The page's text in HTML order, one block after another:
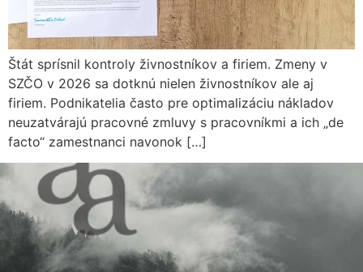
Štát sprísnil kontroly živnostníkov a firiem. Zmeny v
SZČO v 2026 sa dotknú nielen živnostníkov ale aj
firiem. Podnikatelia často pre optimalizáciu nákladov
neuzatvárajú pracovné zmluvy s pracovníkmi a ich „de
facto“ zamestnanci navonok […]